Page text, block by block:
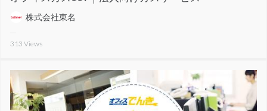
株式会社東名
313 Views